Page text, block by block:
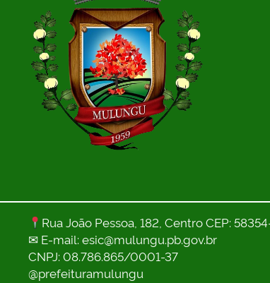
Rua João Pessoa, 182, Centro CEP:
✉ E-mail: esic@mulungu.pb.gov.br
CNPJ: 08.786.865/0001-37
@prefeituramulungu